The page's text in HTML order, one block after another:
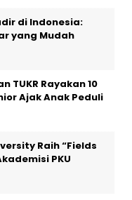
di Indonesia:
yang Mudah
TUKR Rayakan 10
Ajak Anak Peduli
Raih “Fields
PKU